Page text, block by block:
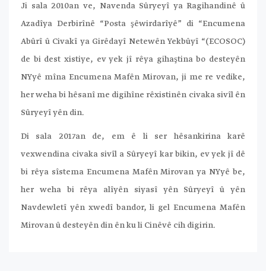
Ji sala 2010an ve, Navenda Sûryeyî ya Ragihandinê û
Azadîya Derbirînê “Posta şêwirdarîyê” di “Encumena
Abûrî û Civakî ya Girêdayî Netewên Yekbûyî “(ECOSOC)
de bi dest xistiye, ev yek jî rêya gihaştina bo desteyên
NYyê mîna Encumena Mafên Mirovan, ji me re vedike,
her weha bi hêsanî me digihîne rêxistinên civaka sivîl ên
Sûryeyî yên din.
Di sala 2017an de, em ê li ser hêsankirina karê
vexwendina civaka sivîl a Sûryeyî kar bikin, ev yek jî dê
bi rêya sîstema Encumena Mafên Mirovan ya NYyê be,
her weha bi rêya alîyên siyasî yên Sûryeyî û yên
Navdewletî yên xwedî bandor, li gel Encumena Mafên
Mirovan û desteyên din ên ku li Cinêvê cih digirin.